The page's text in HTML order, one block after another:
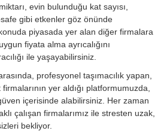
evin bulunduğu kat sayısı,
gibi etkenler göz önünde
piyasada yer alan diğer firmalara
fiyata alma ayrıcalığını
ile yaşayabilirsiniz.
profesyonel taşımacılık yapan,
yer aldığı platformumuzda,
içerisinde alabilirsiniz. Her zaman
çalışan firmalarımız ile stresten uzak,
bekliyor.